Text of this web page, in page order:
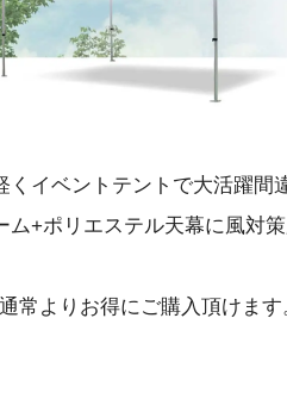
イベントテントで大活躍間
+ポリエステル天幕に風対
常よりお得にご購入頂けます